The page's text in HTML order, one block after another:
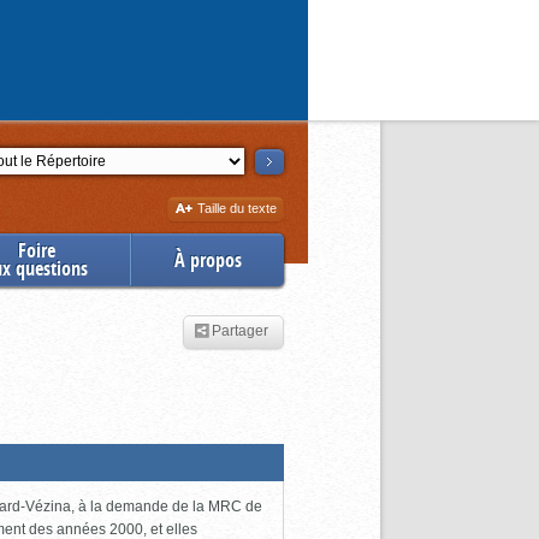
Augmenter
la
Taille du texte
Foire
questions À propos
Partager
Vézina, à la demande de la MRC de
des années 2000, et elles